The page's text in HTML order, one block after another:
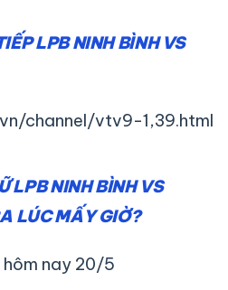
LPB NINH BÌNH VS
channel/vtv9-1,39.html
LPB NINH BÌNH VS
LÚC MẤY GIỜ?
hôm nay 20/5